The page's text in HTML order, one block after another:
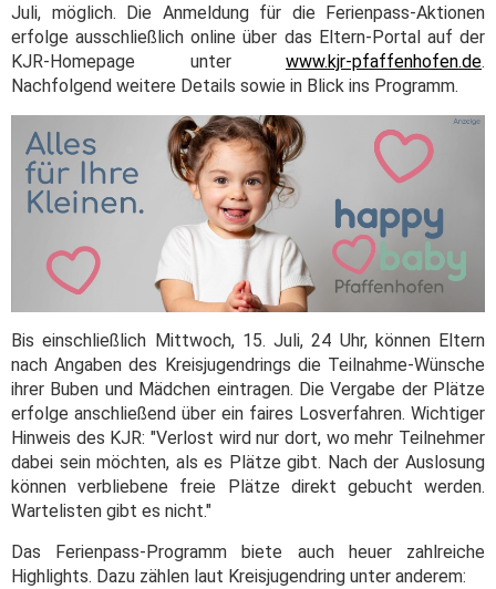
Juli, möglich. Die Anmeldung für die Ferienpass-Aktionen
erfolge ausschließlich online über das Eltern-Portal auf der
KJR-Homepage unter www.kjr-pfaffenhofen.de.
Nachfolgend weitere Details sowie in Blick ins Programm.
Bis einschließlich Mittwoch, 15. Juli, 24 Uhr, können Eltern
nach Angaben des Kreisjugendrings die Teilnahme-Wünsche
ihrer Buben und Mädchen eintragen. Die Vergabe der Plätze
erfolge anschließend über ein faires Losverfahren. Wichtiger
Hinweis des KJR: "Verlost wird nur dort, wo mehr Teilnehmer
dabei sein möchten, als es Plätze gibt. Nach der Auslosung
können verbliebene freie Plätze direkt gebucht werden.
Wartelisten gibt es nicht."
Das Ferienpass-Programm biete auch heuer zahlreiche
Highlights. Dazu zählen laut Kreisjugendring unter anderem: